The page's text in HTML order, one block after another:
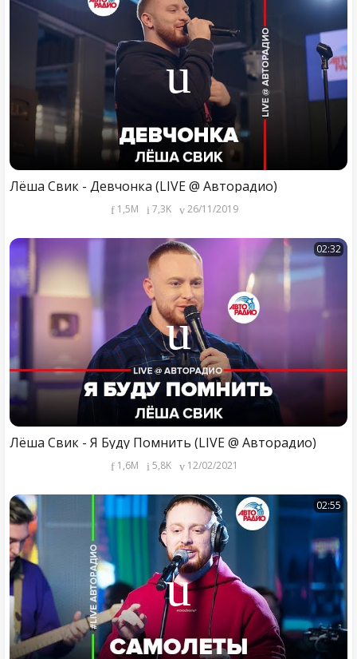
Лёша Свик - Девчонка (LIVE @ Авторадио)
1,5M 7,3K 26/11/2019
02:32
Лёша Свик - Я Буду Помнить (LIVE @ Авторадио)
1,6M 5,8K 12/02/2021
02:55